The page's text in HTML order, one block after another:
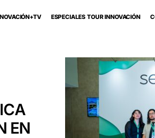
ESPECIALES TOUR INNOVACIÓN
EN